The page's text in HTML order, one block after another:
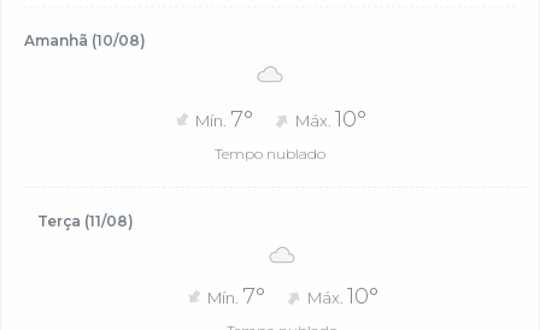
Amanhã (10/08)
Mín. 7° Máx. 10°
Tempo nublado
Terça (11/08)
Mín. 7° Máx. 10°